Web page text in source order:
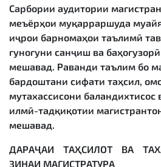
Сарбории аудитории
меъёрҳои муқарраршуда
иҷрои барномаҳои таълимӣ
гуногуни санҷиш ва
мешавад. Раванди таълим бо
бардоштани сифати таҳсил,
мутахассисони
илмӣ-тадқиқотии
мешавад.
ДАРАҶАИ ТАҲСИЛОТ ВА
ЗИНАИ МАГИСТРАТУРА